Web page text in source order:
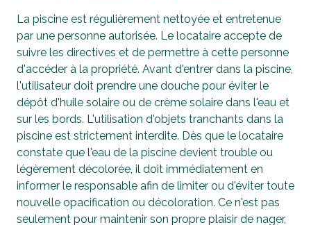
La piscine est régulièrement nettoyée et entretenue
par une personne autorisée. Le locataire accepte de
suivre les directives et de permettre à cette personne
d'accéder à la propriété. Avant d'entrer dans la piscine,
l'utilisateur doit prendre une douche pour éviter le
dépôt d'huile solaire ou de crème solaire dans l'eau et
sur les bords. L'utilisation d'objets tranchants dans la
piscine est strictement interdite. Dès que le locataire
constate que l'eau de la piscine devient trouble ou
légèrement décolorée, il doit immédiatement en
informer le responsable afin de limiter ou d'éviter toute
nouvelle opacification ou décoloration. Ce n'est pas
seulement pour maintenir son propre plaisir de nager,